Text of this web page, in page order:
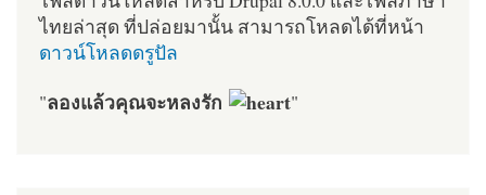
ไทยล่าสุด ที่ปล่อยมานั้น สามารถโหลดได้ที่หน้า
ดาวน์โหลดดรูปัล
"ลองแล้วคุณจะหลงรัก "